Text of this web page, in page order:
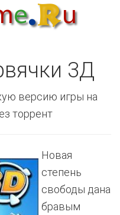
3Д
версию игры на
торрент
Новая
степень
свободы дана
бравым